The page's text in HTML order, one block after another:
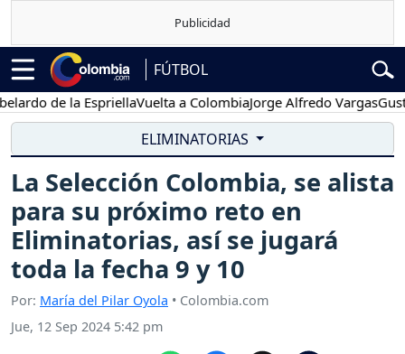
FÚTBOL
de la EspriellaVuelta a ColombiaJorge Alfredo Vargas
ELIMINATORIAS
La Selección Colombia, se alista
para su próximo reto en
Eliminatorias, así se jugará
toda la fecha 9 y 10
Por: María del Pilar Oyola • Colombia.com
Jue, 12 Sep 2024 5:42 pm